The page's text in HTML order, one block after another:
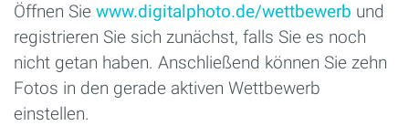
Öffnen Sie www.digitalphoto.de/wettbewerb und
registrieren Sie sich zunächst, falls Sie es noch
nicht getan haben. Anschließend können Sie zehn
Fotos in den gerade aktiven Wettbewerb
einstellen.